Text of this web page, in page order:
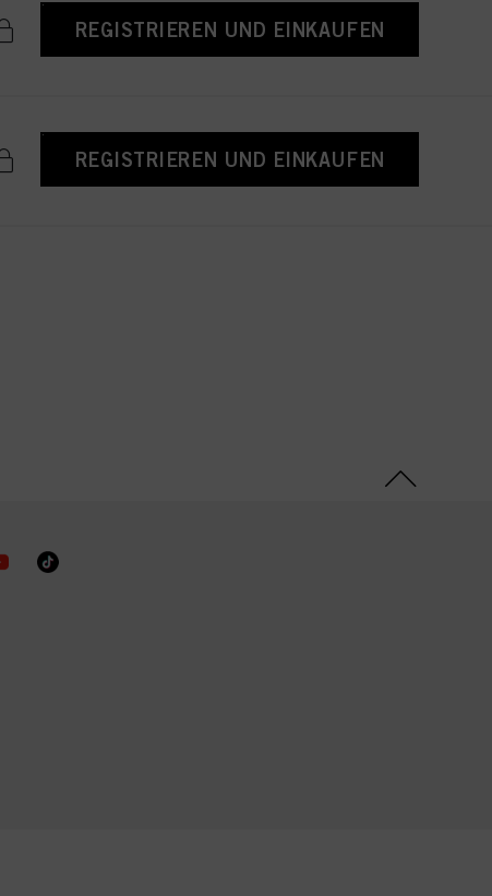
REGISTRIEREN UND EINKAUFEN
REGISTRIEREN UND EINKAUFEN